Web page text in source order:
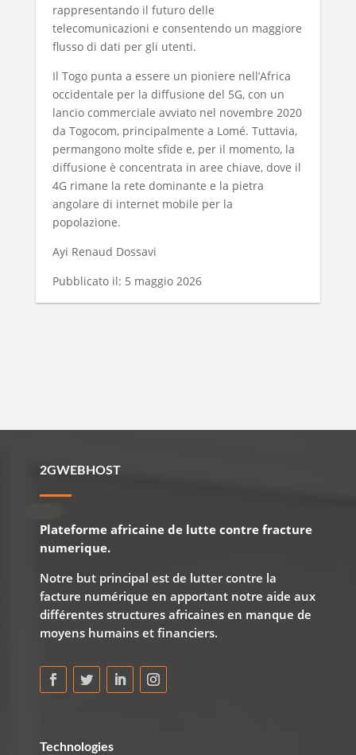
rappresentando il futuro delle
telecomunicazioni e consentendo un maggiore
flusso di dati per gli utenti.
Il Togo punta a essere un pioniere nell’Africa
occidentale per la diffusione del 5G, con un
lancio commerciale avviato nel novembre 2020
da Togocom, principalmente a Lomé. Tuttavia,
permangono molte sfide e, per il momento, la
diffusione è concentrata in aree chiave, dove il
4G rimane la rete dominante e la pietra
angolare di internet mobile per la
popolazione.
Ayi Renaud Dossavi
Pubblicato il: 5 maggio 2026
2GWEBHOST
Plateforme africaine de lutte contre fracture
numerique.
Notre but principal est de lutter contre la
facture numérique en apportant notre aide aux
différentes structures africaines en manque de
moyens humains et financiers.
Technologies